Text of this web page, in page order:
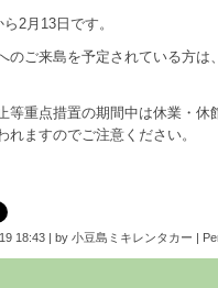
2月13日です。
のご来島を予定されている方は
等重点措置の期間中は休業・休
れますのでご注意ください。
18:43 | by 小豆島ミキレンタカー |